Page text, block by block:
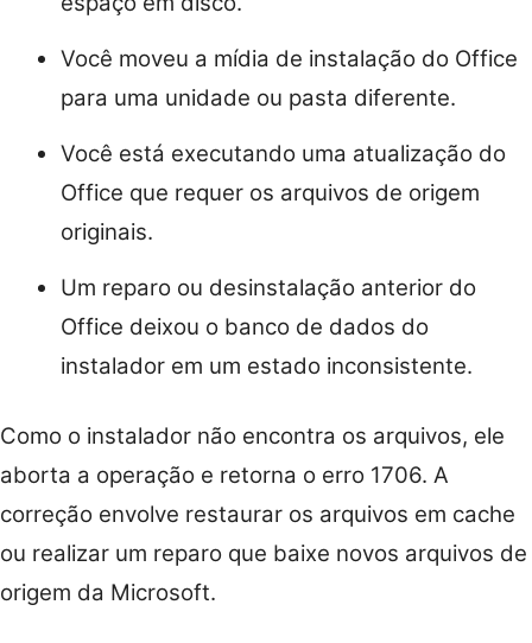
Você moveu a mídia de instalação do Office
para uma unidade ou pasta diferente.
Você está executando uma atualização do
Office que requer os arquivos de origem
originais.
Um reparo ou desinstalação anterior do
Office deixou o banco de dados do
instalador em um estado inconsistente.
Como o instalador não encontra os arquivos, ele
aborta a operação e retorna o erro 1706. A
correção envolve restaurar os arquivos em cache
ou realizar um reparo que baixe novos arquivos de
origem da Microsoft.